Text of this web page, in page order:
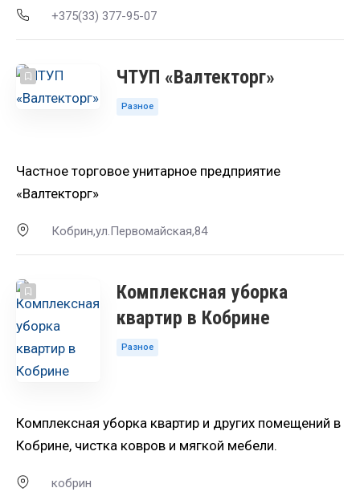
+375(33) 377-95-07
ЧТУП «Валтекторг»
Разное
Частное торговое унитарное предприятие
«Валтекторг»
Кобрин,ул.Первомайская,84
Комплексная уборка
квартир в Кобрине
Разное
Комплексная уборка квартир и других помещений в
Кобрине, чистка ковров и мягкой мебели.
кобрин